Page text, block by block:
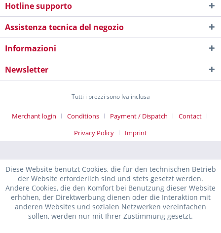
Hotline supporto
Assistenza tecnica del negozio
Informazioni
Newsletter
Tutti i prezzi sono Iva inclusa
Merchant login Conditions Payment / Dispatch
Contact
Privacy Policy
Imprint
Diese Website benutzt Cookies, die für den technischen Betrieb
der Website erforderlich sind und stets gesetzt werden.
Andere Cookies, die den Komfort bei Benutzung dieser Website
erhöhen, der Direktwerbung dienen oder die Interaktion mit
anderen Websites und sozialen Netzwerken vereinfachen
sollen, werden nur mit Ihrer Zustimmung gesetzt.